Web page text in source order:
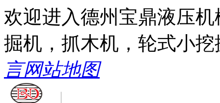
欢迎进入德州宝鼎液压
掘机，抓木机，轮式小
言网站地图